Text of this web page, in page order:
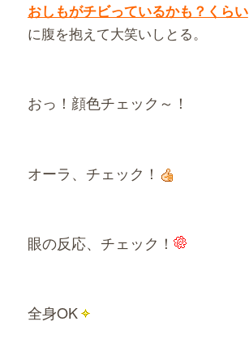
おしもがチビっているかも？くらい
に腹を抱えて大笑いしとる。
おっ！顔色チェック～！
オーラ、チェック！
眼の反応、チェック！
全身OK